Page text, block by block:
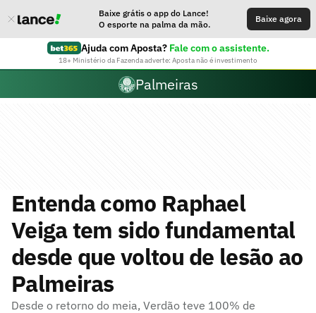
Baixe grátis o app do Lance!
O esporte na palma da mão.
Baixe agora
Ajuda com Aposta? Fale com o assistente.
18+ Ministério da Fazenda adverte: Aposta não é investimento
Palmeiras
Entenda como Raphael
Veiga tem sido fundamental
desde que voltou de lesão ao
Palmeiras
Desde o retorno do meia, Verdão teve 100% de